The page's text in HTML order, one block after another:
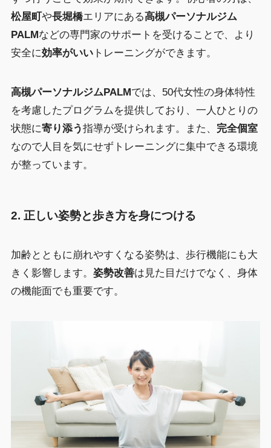
松屋町 や長堀橋エリアにある高槻パーソナルジム
PALM などの専門家のサポートを受けることで、より
安全に効率がいいトレーニングができます。
高槻パーソナルジムPALMでは、50代女性の身体特性
を考慮したプログラムを提供しており、一人ひとりの
状態に寄り添う指導が受けられます。また、 完全個室
なので人目を気にせずトレーニングに集中できる環境
が整っています。
2. 正しい姿勢と歩き方を身につける
加齢とともに崩れやすくなる姿勢は、歩行機能にも大
きく影響します。 姿勢改善は見た目だけでなく、身体
の機能面でも重要です。